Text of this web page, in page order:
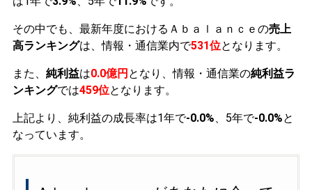
その中でも、最新年度におけるＡｂａｌａｎｃｅの売上
高ランキングは、情報・通信業内で531位となります。
また、 純利益は0.0億円 となり、情報・通信業の純利益ラ
ンキングでは459位となります。
上記より、純利益の成長率は1年で-0.0%、5年で-0.0%と
なっています。